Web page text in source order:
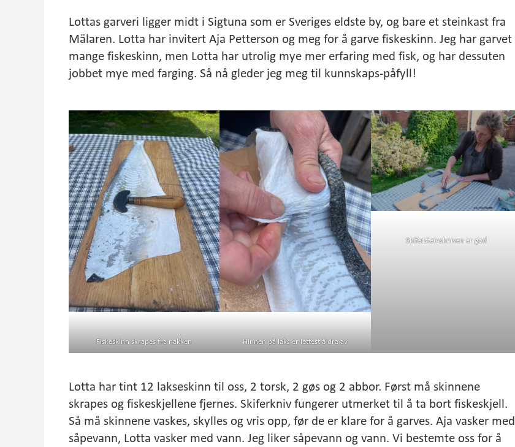
Lottas garveri ligger midt i Sigtuna som er Sveriges eldste by, og bare et steinkast fra
Mälaren. Lotta har invitert Aja Petterson og meg for å garve fiskeskinn. Jeg har garvet
mange fiskeskinn, men Lotta har utrolig mye mer erfaring med fisk, og har dessuten
jobbet mye med farging. Så nå gleder jeg meg til kunnskaps-påfyll!
Fiskeskinn skrapes fra nakken Hinnen på laks er lettest å dra av
Skifersteinskniven er god
Lotta har tint 12 lakseskinn til oss, 2 torsk, 2 gøs og 2 abbor. Først må skinnene
skrapes og fiskeskjellene fjernes. Skiferkniv fungerer utmerket til å ta bort fiskeskjell.
Så må skinnene vaskes, skylles og vris opp, før de er klare for å garves. Aja vasker med
såpevann, Lotta vasker med vann. Jeg liker såpevann og vann. Vi bestemte oss for å